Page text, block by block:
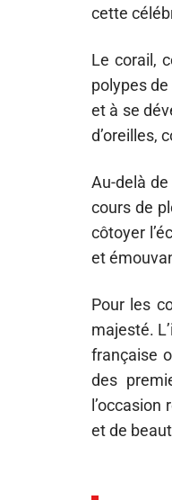
cette
Le corail,
polypes
et à se
d’oreilles,
Au-delà
cours de
côtoyer
et
Pour les
majesté.
française
des
et de